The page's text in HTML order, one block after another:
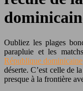
Oubliez les plages
parapluie et les
République dominicaine
déserte. C’est celle de
presque à la frontière